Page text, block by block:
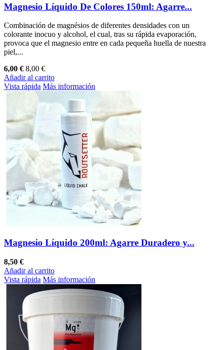
Magnesio Líquido De Colores 150ml: Agarre...
Combinación de magnésios de diferentes densidades con un
colorante inocuo y alcohol, el cual, tras su rápida evaporación,
provoca que el magnesio entre en cada pequeña huella de nuestra
piel,...
6,00 € 8,00 €
Añadir al carrito
Vista rápida Más información
Magnesio Líquido 200ml: Agarre Duradero y...
8,50 €
Añadir al carrito
Vista rápida Más información